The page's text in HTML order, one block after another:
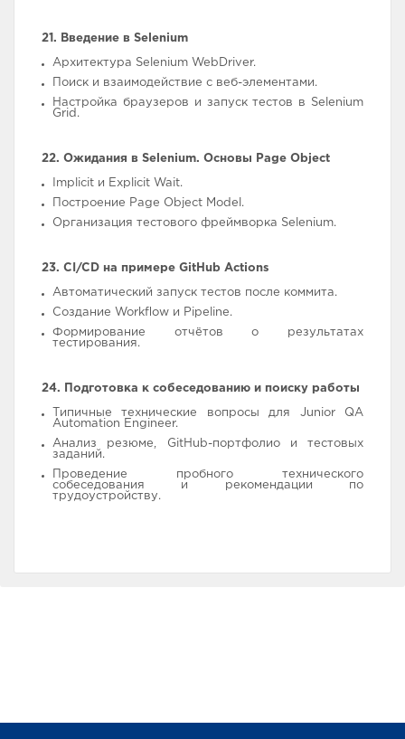
21. Введение в Selenium
Архитектура Selenium WebDriver.
Поиск и взаимодействие с веб-элементами.
Настройка браузеров и запуск тестов в Selenium
Grid.
22. Ожидания в Selenium. Основы Page Object
Implicit и Explicit Wait.
Построение Page Object Model.
Организация тестового фреймворка Selenium.
23. CI/CD на примере GitHub Actions
Автоматический запуск тестов после коммита.
Создание Workflow и Pipeline.
Формирование отчётов о результатах
тестирования.
24. Подготовка к собеседованию и поиску работы
Типичные технические вопросы для Junior QA
Automation Engineer.
Анализ резюме, GitHub-портфолио и тестовых
заданий.
Проведение пробного технического
собеседования и рекомендации по
трудоустройству.